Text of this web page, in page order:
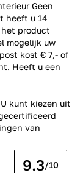
Geen
heeft u 14
het product
mogelijk uw
kost € 7,- of
Heeft u een
kunt kiezen uit
van
9.3/10